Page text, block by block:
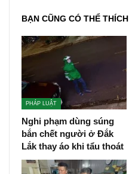
BẠN CŨNG CÓ THỂ THÍCH
PHÁP LUẬT
Nghi phạm dùng súng
bắn chết người ở Đắk
Lắk thay áo khi tẩu thoát